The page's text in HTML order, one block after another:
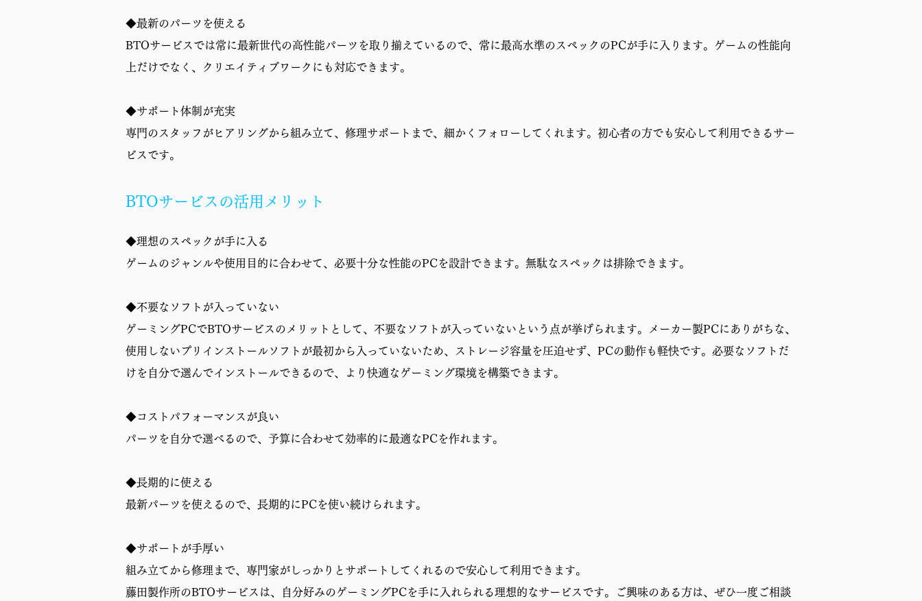
◆最新のパーツを使える
BTOサービスでは常に最新世代の高性能パーツを取り揃えているので、常に最高水準のスペックのPCが手に入ります。ゲームの性能向
上だけでなく、クリエイティブワークにも対応できます。
◆サポート体制が充実
専門のスタッフがヒアリングから組み立て、修理サポートまで、細かくフォローしてくれます。初心者の方でも安心して利用できるサー
ビスです。
BTOサービスの活用メリット
◆理想のスペックが手に入る
ゲームのジャンルや使用目的に合わせて、必要十分な性能のPCを設計できます。無駄なスペックは排除できます。
◆不要なソフトが入っていない
ゲーミングPCでBTOサービスのメリットとして、不要なソフトが入っていないという点が挙げられます。メーカー製PCにありがちな、
使用しないプリインストールソフトが最初から入っていないため、ストレージ容量を圧迫せず、PCの動作も軽快です。必要なソフトだ
けを自分で選んでインストールできるので、より快適なゲーミング環境を構築できます。
◆コストパフォーマンスが良い
パーツを自分で選べるので、予算に合わせて効率的に最適なPCを作れます。
◆長期的に使える
最新パーツを使えるので、長期的にPCを使い続けられます。
◆サポートが手厚い
組み立てから修理まで、専門家がしっかりとサポートしてくれるので安心して利用できます。
藤田製作所のBTOサービスは、自分好みのゲーミングPCを手に入れられる理想的なサービスです。ご興味のある方は、ぜひ一度ご相談